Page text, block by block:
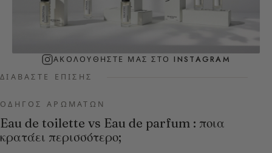
ΑΚΟΛΟΥΘΉΣΤΕ ΜΑΣ ΣΤΟ INSTAGRAM
ΔΙΑΒΆΣΤΕ ΕΠΊΣΗΣ
ΟΔΗΓΌΣ ΑΡΩΜΆΤΩΝ
Eau de toilette vs Eau de parfum : ποια
κρατάει περισσότερο;